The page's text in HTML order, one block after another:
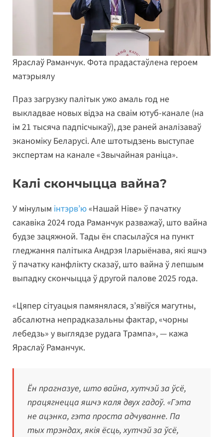
Яраслаў Раманчук. Фота прадастаўлена героем
матэрыялу
Праз загрузку палітык ужо амаль год не
выкладвае новых відэа на сваім ютуб-канале (на
ім 21 тысяча падпісчыкаў), дзе раней аналізаваў
эканоміку Беларусі. Але штотыдзень выступае
экспертам на канале «Звычайная раніца».
Калі скончыцца вайна?
У мінулым інтэрв’ю«Нашай Ніве» ў пачатку
сакавіка 2024 года Раманчук разважаў, што вайна
будзе зацяжной. Тады ён спасылаўся на пункт
гледжання палітыка Андрэя Іларыёнава, які яшчэ
ў пачатку канфлікту сказаў, што вайна ў лепшым
выпадку скончыцца ў другой палове 2025 года.
«Цяпер сітуацыя памянялася, з’явіўся магутны,
абсалютна непрадказальны фактар, «чорны
лебедзь» у выглядзе рудага Трампа», — кажа
Яраслаў Раманчук.
Ён прагназуе, што вайна, хутчэй за ўсё,
працягнецца яшчэ каля двух гадоў. «Гэта
не ацэнка, гэта проста адчуванне. Па
тых трэндах, якія ёсць, хутчэй за ўсё,